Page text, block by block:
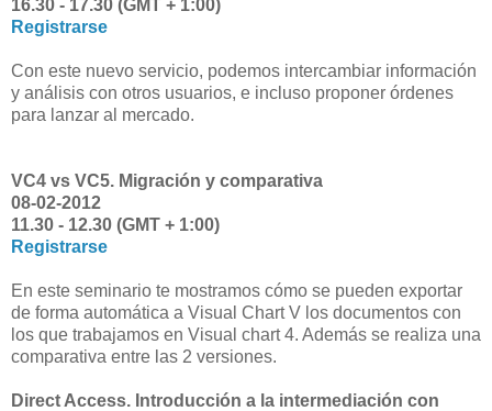
16.30 - 17.30 (GMT + 1:00)
Registrarse
Con este nuevo servicio, podemos intercambiar información
y análisis con otros usuarios, e incluso proponer órdenes
para lanzar al mercado.
VC4 vs VC5. Migración y comparativa
08-02-2012
11.30 - 12.30 (GMT + 1:00)
Registrarse
En este seminario te mostramos cómo se pueden exportar
de forma automática a Visual Chart V los documentos con
los que trabajamos en Visual chart 4. Además se realiza una
comparativa entre las 2 versiones.
Direct Access. Introducción a la intermediación con